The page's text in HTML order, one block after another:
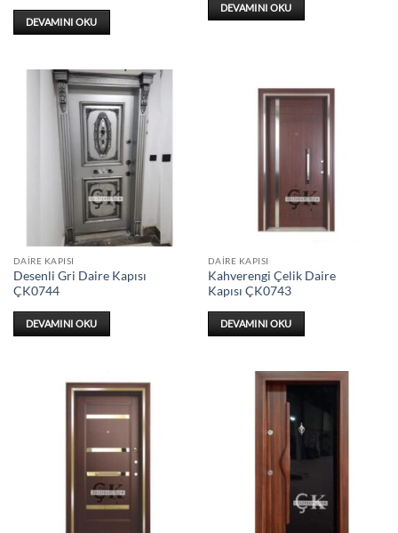
DEVAMINI OKU
DEVAMINI OKU
DAIRE KAPISI
Desenli Gri Daire Kapısı
ÇK0744
DEVAMINI OKU
DAIRE KAPISI
Kahverengi Çelik Daire
Kapısı ÇK0743
DEVAMINI OKU